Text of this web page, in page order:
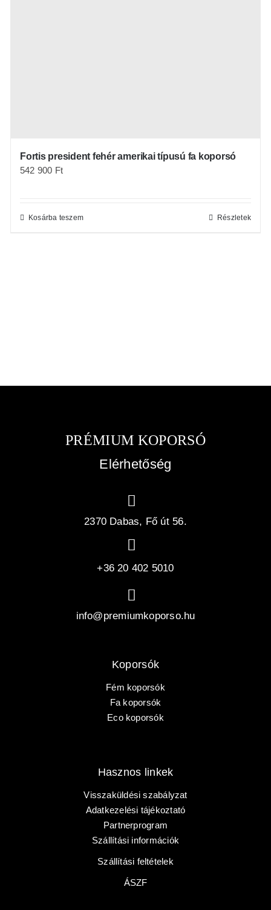
Fortis president fehér amerikai típusú fa koporsó
542 900 Ft
Kosárba teszem Részletek
PRÉMIUM KOPORSÓ
Elérhetőség
2370 Dabas, Fő út 56.
+36 20 402 5010
info@premiumkoporso.hu
Hasznos linkek
Visszaküldési szabályzat
Adatkezelési tájékoztató
Partnerprogram
Szállítási információk
Szállítási feltételek
ÁSZF
Koporsók
Fém koporsók
Fa koporsók
Eco koporsók
PRÉMIUM KOPORSÓ
KOPORSÓS TEMETÉS